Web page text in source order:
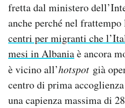
fretta dal ministero
anche perché nel
centri per migranti che
mesi in Albaniaè ancora
è vicino all’hotspot già
centro di prima
una capienza massima di